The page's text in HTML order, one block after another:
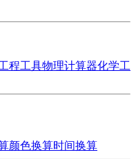
程工具物理计算器化学工
颜色换算时间换算